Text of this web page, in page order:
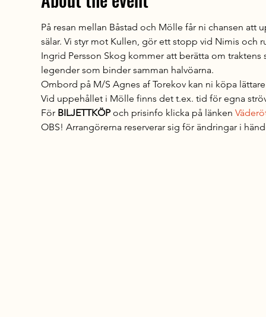
På resan mellan Båstad och Mölle får ni chansen att
sälar. Vi styr mot Kullen, gör ett stopp vid Nimis och
Ingrid Persson Skog kommer att berätta om
legender som binder samman halvöarna.
Ombord på M/S Agnes af Torekov kan ni köpa
Vid uppehållet i Mölle finns det t.ex. tid för egna
För BILJETTKÖP och prisinfo klicka på länken
OBS! Arrangörerna reserverar sig för ändringar i